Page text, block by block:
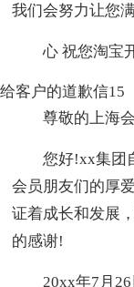
我们会努力让您满
心 祝您淘宝
给客户的道歉信15
尊敬的上海
您好!xx集团
会员朋友们的厚
证着成长和发展
的感谢!
20xx年7月